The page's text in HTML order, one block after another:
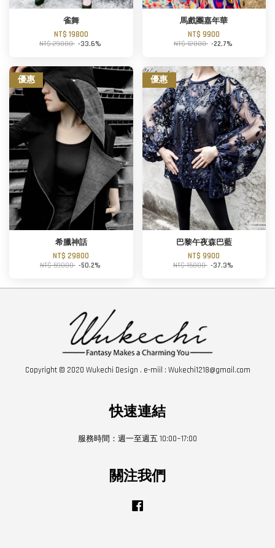
雀舞
NT$ 19800
NT$ 29800 -33.6%
馬戲團嘉年華
NT$ 9900
NT$ 12800 -22.7%
優惠
希臘神話
NT$ 29800
NT$ 59800 -50.2%
優惠
巴黎午夜森巴藍
NT$ 9900
NT$ 15800 -37.3%
Copyright © 2020 Wukechi Design . e-miil : Wukechi1218@gmail.com
快速連結
服務時間：週一至週五 10:00~17:00
關注我們